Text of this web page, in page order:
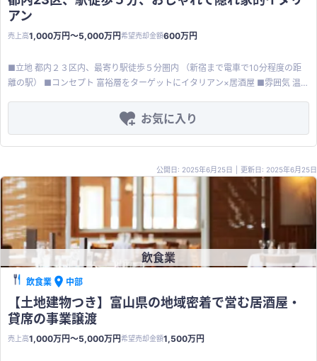
アン
売上高1,000万円〜5,000万円希望売却金額600万円
■立地 都内２３区内、最寄り駅徒歩５分圏内 （新宿まで電車で10分程度の距
離の駅） ■コンセプト 富裕層をターゲットにイタリアン×居酒屋 ■雰囲気 温
お気に入り
公開日: 2025年6月25日 更新日: 2025年6月25日
飲食業
飲食業 中部
【土地建物つき】富山県の地域密着で営む居酒屋・
貸席の事業譲渡
売上高1,000万円〜5,000万円希望売却金額1,500万円